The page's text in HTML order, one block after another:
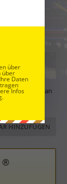
für
Ihren
ev. Webseite) an
auf unserem
über
über
Daten
Infos